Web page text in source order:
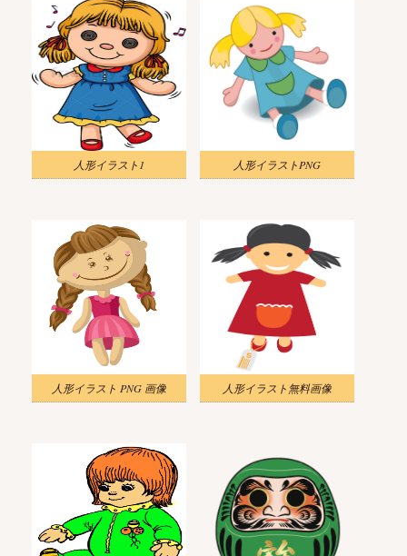
人形イラスト1 人形イラストPNG
人形イラスト PNG 画像 人形イラスト無料画像